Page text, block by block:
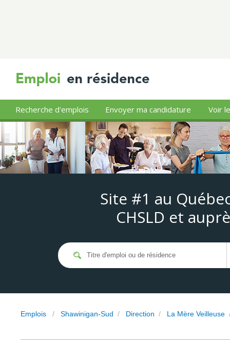
Recherche d'emplois Envoyer ma candidature Voir
Site #1 au
CHSLD et
Emplois / Shawinigan-Sud / Direction / La Mère Veilleuse